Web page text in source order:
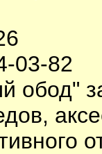
03-82
обод"